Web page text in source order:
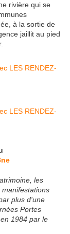
rivière qui se
à la sortie de
jaillit au pied
les
plus d'une
Portes
1984 par le